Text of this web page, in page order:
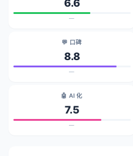
6.6
—
💬 口碑
8.8
—
🤖 AI 化
7.5
—